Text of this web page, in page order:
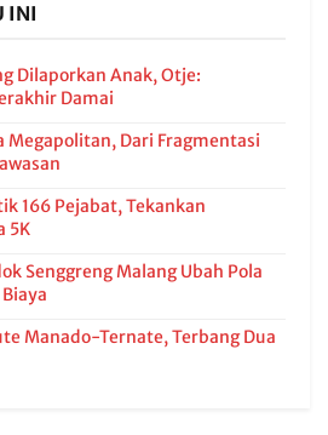
INI
Dilaporkan Anak, Otje:
Damai
Megapolitan, Dari Fragmentasi
166 Pejabat, Tekankan
5K
Senggreng Malang Ubah Pola
Manado-Ternate, Terbang Dua